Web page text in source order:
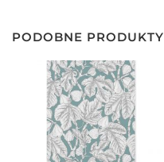
PODOBNE PRODUKTY